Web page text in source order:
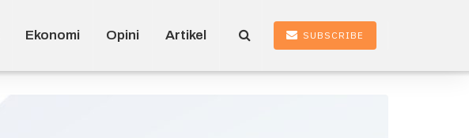
Ekonomi Opini Artikel SUBSCRIBE